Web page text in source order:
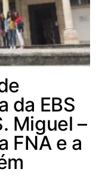
da EBS
Miguel –
FNA e a